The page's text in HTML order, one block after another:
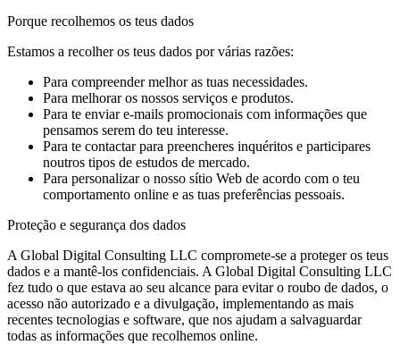
Porque recolhemos os teus dados
Estamos a recolher os teus dados por várias razões:
Para compreender melhor as tuas necessidades.
Para melhorar os nossos serviços e produtos.
Para te enviar e-mails promocionais com informações que
pensamos serem do teu interesse.
Para te contactar para preencheres inquéritos e participares
noutros tipos de estudos de mercado.
Para personalizar o nosso sítio Web de acordo com o teu
comportamento online e as tuas preferências pessoais.
Proteção e segurança dos dados
A Global Digital Consulting LLC compromete-se a proteger os teus
dados e a mantê-los confidenciais. A Global Digital Consulting LLC
fez tudo o que estava ao seu alcance para evitar o roubo de dados, o
acesso não autorizado e a divulgação, implementando as mais
recentes tecnologias e software, que nos ajudam a salvaguardar
todas as informações que recolhemos online.